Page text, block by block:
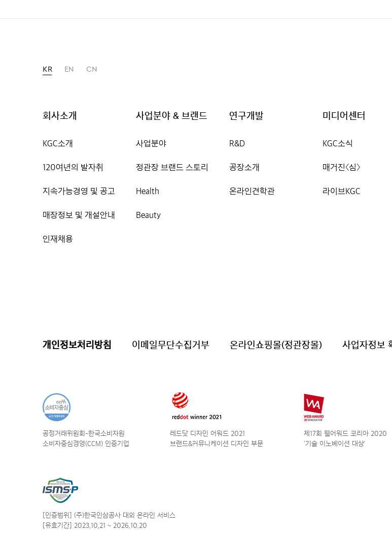
KR EN CN
회사소개
KGC소개
120여년의 발자취
지속가능경영 및 공고
매장정보 및 개설안내
인재채용
사업분야 & 브랜드
사업분야
정관장 브랜드 스토리
Health
Beauty
연구개발
R&D
공장소개
온라인견학관
미디어센터
KGC소식
매거진〈심〉
라이브KGC
개인정보처리방침 이메일무단수집거부 온라인쇼핑몰(정관장몰) 사업자정보
공정거래위원회-한국소비자원
소비자중심경영(CCM) 인증기업
레드닷 디자인 어워드 2021
브랜드&커뮤니케이션 디자인 부문
제17회 웹어워드 코리아 2020
‘기술 이노베이션 대상’
[인증범위] (주)한국인삼공사 대외 온라인 서비스
[유효기간] 2023.10.21 ~ 2026.10.20